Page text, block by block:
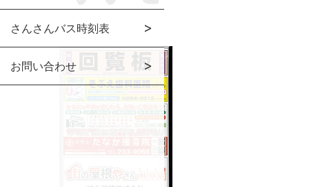
さんさんバス時刻表
お問い合わせ